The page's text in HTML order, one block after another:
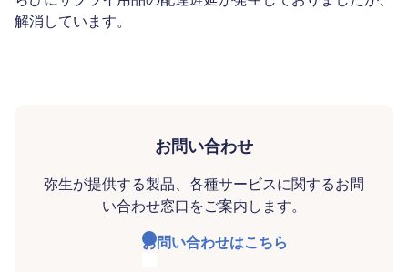
解消しています。
お問い合わせ
弥生が提供する製品、各種サービスに関するお問
い合わせ窓口をご案内します。
お問い合わせはこちら